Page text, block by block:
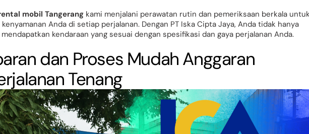
mobil Tangerang kami menjalani perawatan rutin dan pemeriksaan berkala untuk
Anda di setiap perjalanan. Dengan PT Iska Cipta Jaya, Anda tidak hanya
kendaraan yang sesuai dengan spesifikasi dan gaya perjalanan Anda.
dan Proses Mudah Anggaran
Tenang